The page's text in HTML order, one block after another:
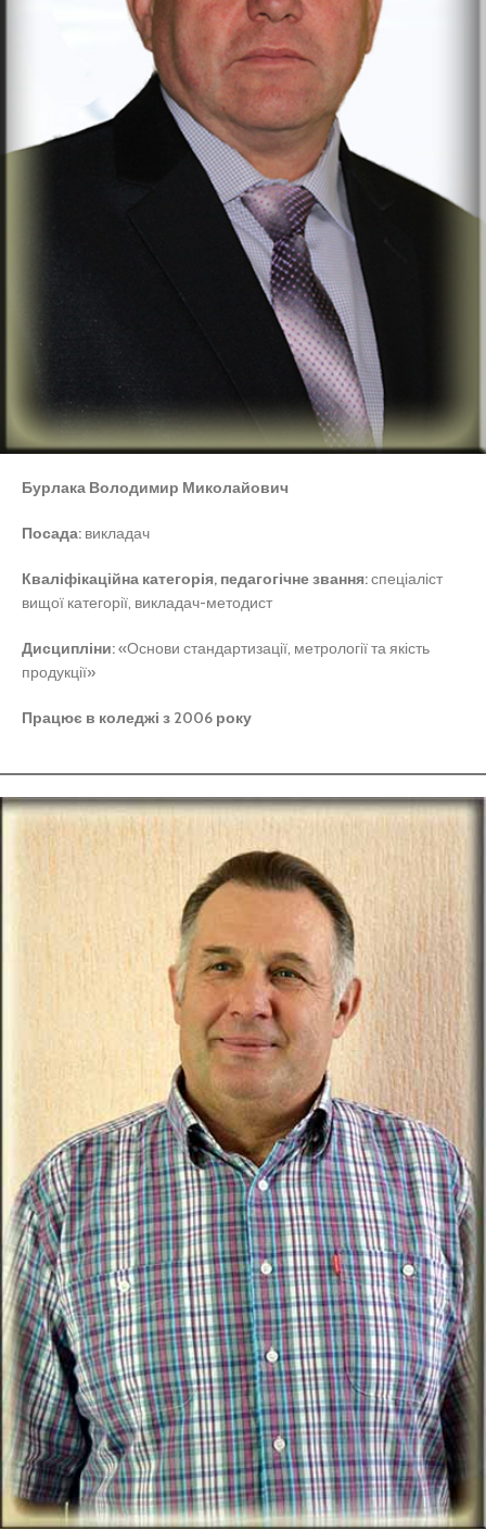
Бурлака Володимир Миколайович
Посада: викладач
Кваліфікаційна категорія, педагогічне звання:спеціаліст
вищої категорії, викладач-методист
Дисципліни:«Основи стандартизації, метрології та якість
продукції»
Працює в коледжі з 2006 року